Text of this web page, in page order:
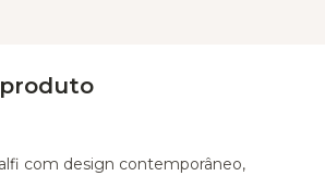
com design contemporâneo,